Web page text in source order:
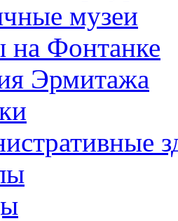
музеи
Фонтанке
Эрмитажа